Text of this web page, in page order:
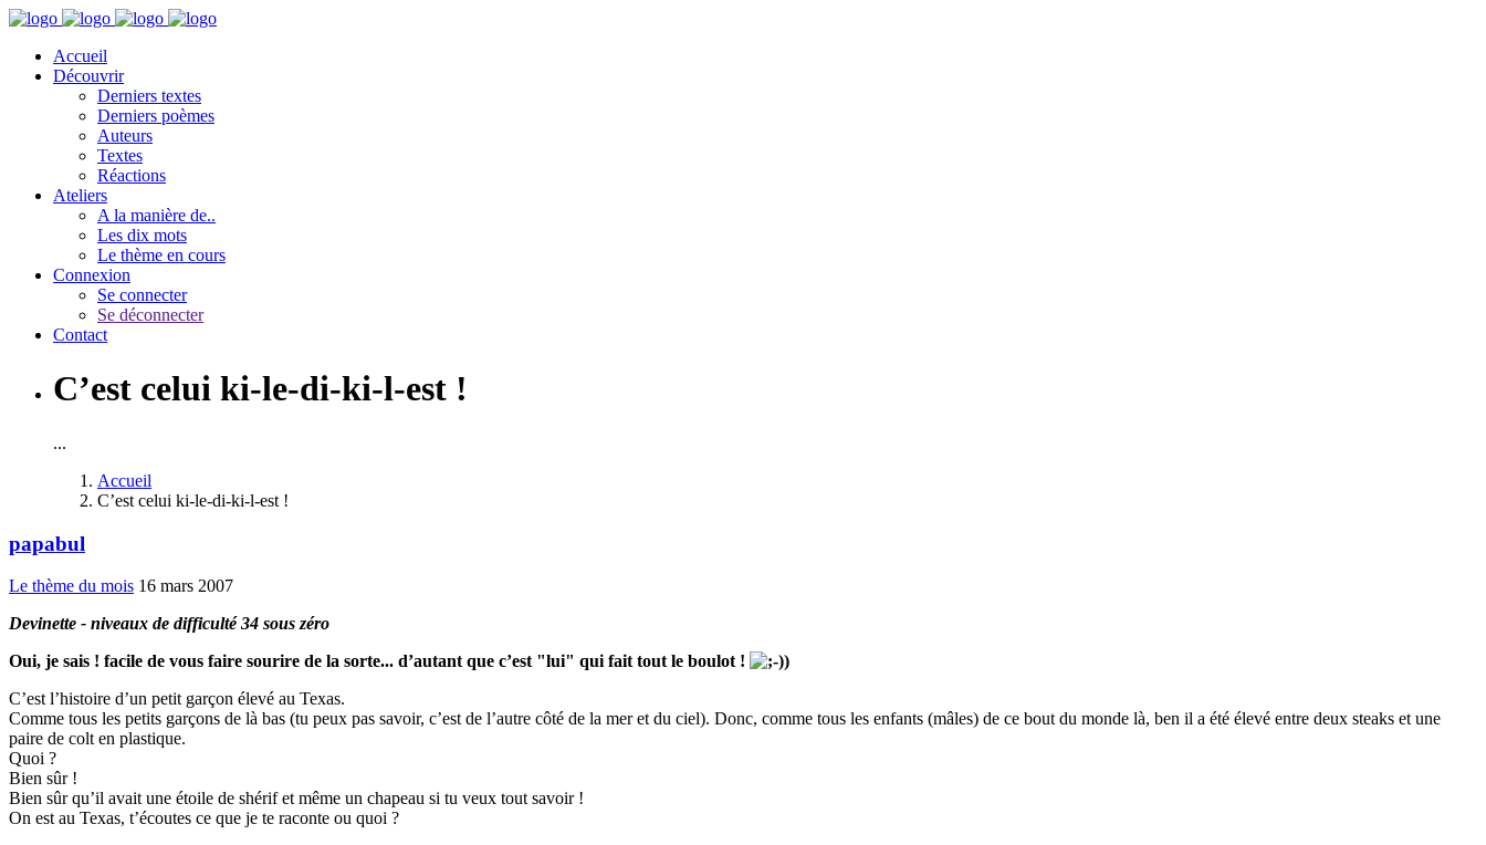
Accueil
Découvrir
Derniers textes
Derniers poèmes
Auteurs
Textes
Réactions
Ateliers
A la manière de..
Les dix mots
Le thème en cours
Connexion
Se connecter
Se déconnecter
Contact
C’est celui ki-le-di-ki-l-est !
...
Accueil
C’est celui ki-le-di-ki-l-est !
papabul
Le thème du mois 16 mars 2007
Devinette - niveaux de difficulté 34 sous zéro
Oui, je sais ! facile de vous faire sourire de la sorte... d’autant que c’est "lui" qui fait tout le boulot !
)
C’est l’histoire d’un petit garçon élevé au Texas.
Comme tous les petits garçons de là bas (tu peux pas savoir, c’est de l’autre côté de la mer et du ciel). Donc, comme tous les enfants (mâles) de ce bout du monde là, ben il a été élevé entre deux steaks et une
paire de colt en plastique.
Quoi ?
Bien sûr !
Bien sûr qu’il avait une étoile de shérif et même un chapeau si tu veux tout savoir !
On est au Texas, t’écoutes ce que je te raconte ou quoi ?